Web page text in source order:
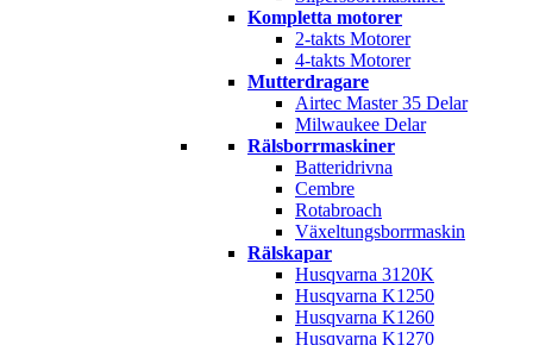
Kompletta motorer
2-takts Motorer
4-takts Motorer
Mutterdragare
Airtec Master 35 Delar
Milwaukee Delar
Rälsborrmaskiner
Batteridrivna
Cembre
Rotabroach
Växeltungsborrmaskin
Rälskapar
Husqvarna 3120K
Husqvarna K1250
Husqvarna K1260
Husqvarna K1270